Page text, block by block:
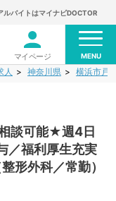
ルバイトはマイナビDOCTOR
マイページ MENU
人 神奈川県 横浜市戸
談可能★週4日
／福利厚生充実
形外科／常勤）